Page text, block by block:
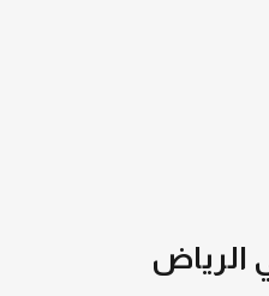
الرياض